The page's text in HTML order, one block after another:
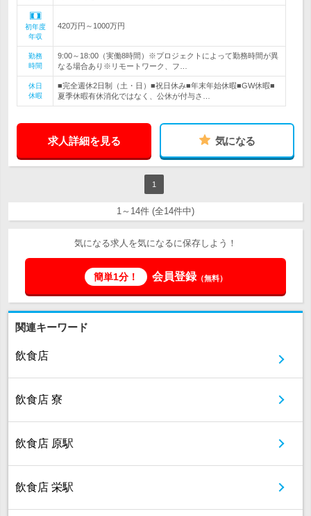
初年度
年収
420万円～1000万円
勤務
時間
9:00～18:00（実働8時間）※プロジェクトによって勤務時間が異
なる場合あり※リモートワーク、フ…
休日
休暇
■完全週休2日制（土・日）■祝日休み■年末年始休暇■GW休暇■
夏季休暇有休消化ではなく、公休が付与さ…
求人詳細を見る 気になる
1
1～14件 (全14件中)
気になる求人を気になるに保存しよう！
簡単1分！ 会員登録（無料）
関連キーワード
飲食店
飲食店 寮
飲食店 原駅
飲食店 栄駅